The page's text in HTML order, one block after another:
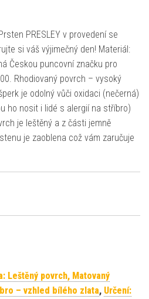
PRESLEY v provedení se
si váš výjimečný den! Materiál:
Českou puncovní značku pro
Rhodiovaný povrch – vysoký
je odolný vůči oxidaci (nečerná)
ho nosit i lidé s alergií na stříbro)
je leštěný a z části jemně
je zaoblena což vám zaručuje
Leštěný povrch, Matovaný
– vzhled bílého zlata, Určení: